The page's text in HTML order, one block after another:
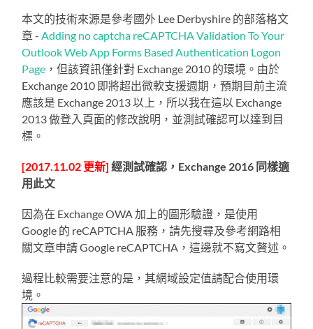
本文的技術來源是參考國外 Lee Derbyshire 的部落格文
章 -Adding no captcha reCAPTCHA Validation To Your
Outlook Web App Forms Based Authentication Logon
Page ，但該資訊僅針對 Exchange 2010 的環境。由於
Exchange 2010 即將超出微軟支援週期，預期目前主流
應該是 Exchange 2013 以上，所以我在這以 Exchange
2013 做登入頁面的修改說明，並測試確認可以達到目
標。
[2017.11.02 更新] 經測試確認，Exchange 2016 同樣適
用此文
因為在 Exchange OWA 加上的圖形驗證，是使用
Google 的 reCAPTCHA 服務，請先搜尋及參考網路相
關文章申請 Google reCAPTCHA，這邊就不寫文贅述。
過程比較需要注意的是，其網域設定值請配合使用環
境。